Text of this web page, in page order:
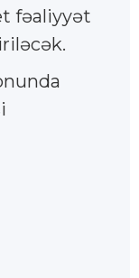
fəaliyyət